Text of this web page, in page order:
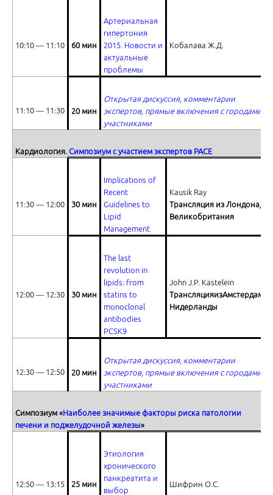
Этиология хронического панкреатита и выбор лечебной тактики
Современная парадигма алкогольной и неалкогольной болезни
Past experience is a basis of future success: the best approaches of
10:10 ― 11:10 60 мин
Артериальная
гипертония
2015. Новости и
актуальные
проблемы
Кобалава Ж.Д.
11:10 ― 11:30 20 мин
Открытая дискуссия, комментарии
экспертов, прямые включения с городами-
участниками
Кардиология. Симпозиум с участием экспертов PACE
11:30 ― 12:00 30 мин
Implications of
Recent
Guidelines to
Lipid
Management
Kausik Ray
Трансляция из Лондона,
Великобритания
12:00 ― 12:30 30 мин
The last
revolution in
lipids: from
statins to
monoclonal
antibodies
PCSK9
John J.P. Kastelein
ТрансляцияизАмстердама
Нидерланды
12:30 ― 12:50 20 мин
Открытая дискуссия, комментарии
экспертов, прямые включения с городами-
участниками
Симпозиум «Наиболее значимые факторы риска патологии
печени и поджелудочной железы»
12:50 ― 13:15 25 мин
Этиология
хронического
панкреатита и
выбор
Шифрин О.С.